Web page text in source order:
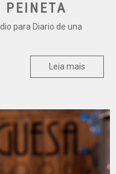
PEINETA
para Diario de una
Leia mais